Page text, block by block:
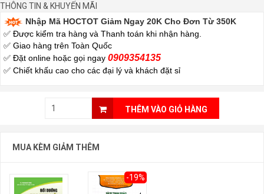
THÔNG TIN & KHUYẾN MÃI
Nhập Mã HOCTOT Giảm Ngay 20K Cho Đơn Từ 350K
✅ Được kiểm tra hàng và Thanh toán khi nhận hàng.
✅ Giao hàng trên Toàn Quốc
✅ Đặt online hoặc gọi ngay 0909354135
✅ Chiết khấu cao cho các đại lý và khách đặt sỉ
THÊM VÀO GIỎ HÀNG
MUA KÈM GIẢM THÊM
-19%